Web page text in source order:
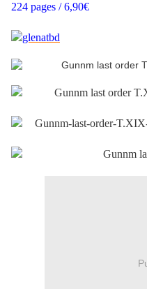
224 pages / 6,90€